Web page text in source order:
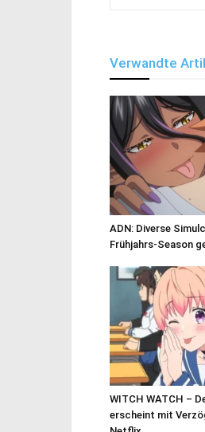
Verwandte
ADN: Diverse
Frühjahrs-Season
WITCH WATCH –
erscheint mit